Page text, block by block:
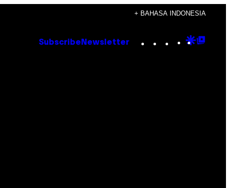
+ BAHASA INDONESIA
Subscribe Newsletter Instagram
TikTok
YouTube
Google